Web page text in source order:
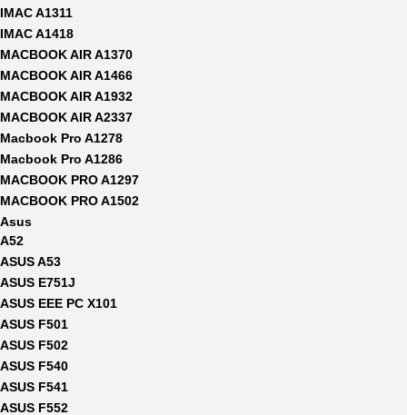
IMAC A1311
IMAC A1418
MACBOOK AIR A1370
MACBOOK AIR A1466
MACBOOK AIR A1932
MACBOOK AIR A2337
Macbook Pro A1278
Macbook Pro A1286
MACBOOK PRO A1297
MACBOOK PRO A1502
Asus
A52
ASUS A53
ASUS E751J
ASUS EEE PC X101
ASUS F501
ASUS F502
ASUS F540
ASUS F541
ASUS F552